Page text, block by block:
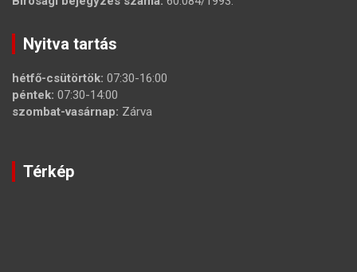
Nyitva tartás
hétfő-csütörtök: 07:30-16:00
péntek: 07:30-14:00
szombat-vasárnap: Zárva
Térkép